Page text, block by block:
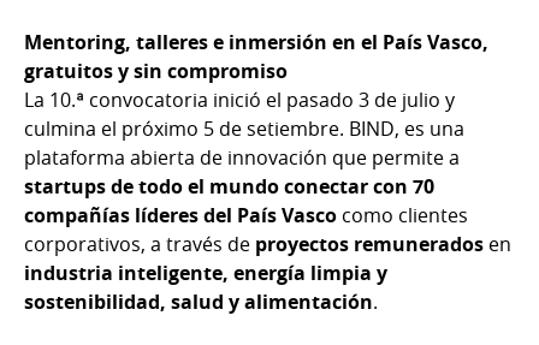
Mentoring, talleres e inmersión en el País Vasco,
gratuitos y sin compromiso
La 10.ª convocatoria inició el pasado 3 de julio y
culmina el próximo 5 de setiembre. BIND, es una
plataforma abierta de innovación que permite a
startups de todo el mundo conectar con 70
compañías líderes del País Vasco como clientes
corporativos, a través de proyectos remunerados en
industria inteligente, energía limpia y
sostenibilidad, salud y alimentación.